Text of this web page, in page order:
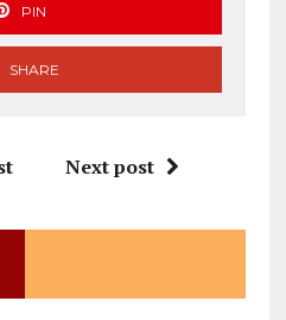
PIN
SHARE
Next post